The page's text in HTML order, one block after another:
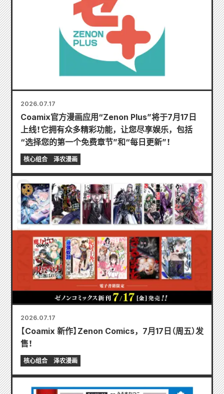
2026.07.17
Coamix官方漫画应用“Zenon Plus”将于7月17日
上线！它拥有众多精彩功能，让您尽享娱乐，包括
“选择您的第一个免费章节”和“每日更新”！
核心组合 泽农漫画
2026.07.17
【Coamix 新作】Zenon Comics，7月17日（周五）发
售！
核心组合 泽农漫画